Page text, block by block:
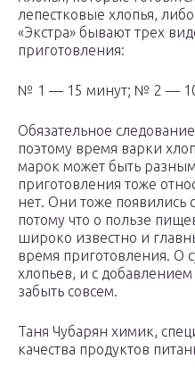
лепестковые хлопья,
«Экстра» бывают трех
приготовления:
№ 1 — 15 минут; № 2 —
Обязательное
поэтому время варки
марок может быть
приготовления тоже
нет. Они тоже появились
потому что о пользе
широко известно и
время приготовления. О
хлопьев, и с
забыть совсем.
Таня Чубарян химик,
качества продуктов